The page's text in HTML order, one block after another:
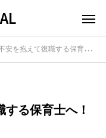
て復職する保育士へ！自信を取り戻す準備とは
る保育士へ！